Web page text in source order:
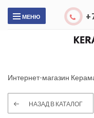
МЕНЮ
Интернет-магазин
НАЗАД В КАТАЛОГ